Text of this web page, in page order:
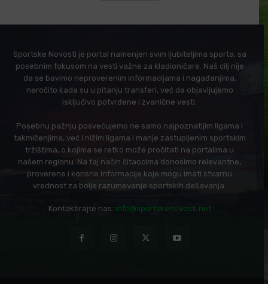
Sportske Novosti je portal namenjen svim ljubiteljima sporta, sa
posebnim fokusom na vesti važne za kladioničare. Naš cilj nije
da se bavimo neproverenim informacijama i nagađanjima,
naročito kada su u pitanju transferi, već da objavljujemo
isključivo potvrđene i zvanične vesti.
Posebnu pažnju posvećujemo ne samo najpoznatijim ligama i
takmičenjima, već i nižim ligama i manje zastupljenim sportskim
tržištima, o kojima se retko može pročitati na portalima u
našem regionu. Na taj način čitaocima donosimo relevantne,
proverene i korisne informacije koje mogu imati stvarnu
vrednost za bolje razumevanje sportskih dešavanja.
Kontaktirajte nas: info@sportskenovosti.net